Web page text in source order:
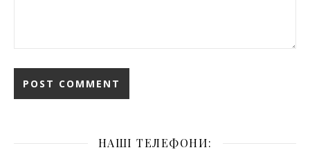
НАШІ ТЕЛЕФОНИ: